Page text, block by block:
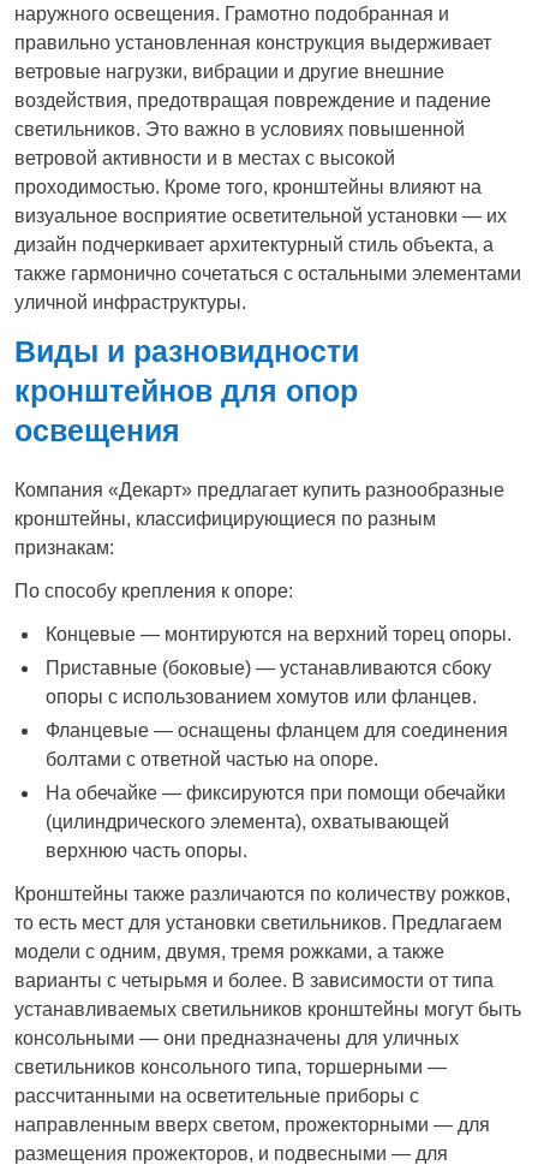
наружного освещения. Грамотно подобранная и
правильно установленная конструкция выдерживает
ветровые нагрузки, вибрации и другие внешние
воздействия, предотвращая повреждение и падение
светильников. Это важно в условиях повышенной
ветровой активности и в местах с высокой
проходимостью. Кроме того, кронштейны влияют на
визуальное восприятие осветительной установки — их
дизайн подчеркивает архитектурный стиль объекта, а
также гармонично сочетаться с остальными элементами
уличной инфраструктуры.
Виды и разновидности
кронштейнов для опор
освещения
Компания «Декарт» предлагает купить разнообразные
кронштейны, классифицирующиеся по разным
признакам:
По способу крепления к опоре:
Концевые — монтируются на верхний торец опоры.
Приставные (боковые) — устанавливаются сбоку
опоры с использованием хомутов или фланцев.
Фланцевые — оснащены фланцем для соединения
болтами с ответной частью на опоре.
На обечайке — фиксируются при помощи обечайки
(цилиндрического элемента), охватывающей
верхнюю часть опоры.
Кронштейны также различаются по количеству рожков,
то есть мест для установки светильников. Предлагаем
модели с одним, двумя, тремя рожками, а также
варианты с четырьмя и более. В зависимости от типа
устанавливаемых светильников кронштейны могут быть
консольными — они предназначены для уличных
светильников консольного типа, торшерными —
рассчитанными на осветительные приборы с
направленным вверх светом, прожекторными — для
размещения прожекторов, и подвесными — для